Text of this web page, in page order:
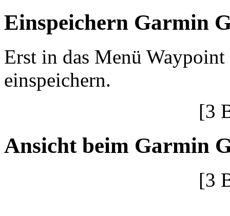
Einspeichern Garmin
Erst in das Menü Waypoint
einspeichern.
[3
Ansicht beim Garmin
[3